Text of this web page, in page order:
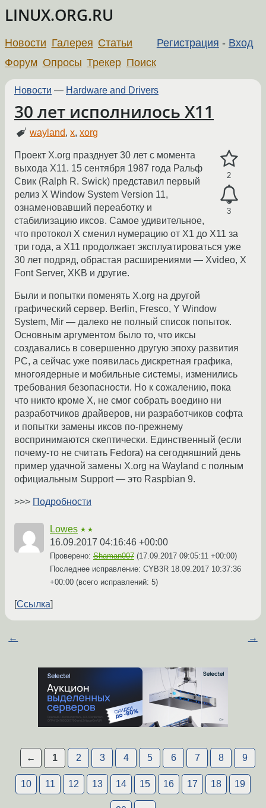
LINUX.ORG.RU
Регистрация - Вход
Новости Галерея Статьи
Форум Опросы Трекер Поиск
Новости — Hardware and Drivers
30 лет исполнилось X11
wayland,x,xorg
2
3
Проект X.org празднует 30 лет с момента
выхода X11. 15 сентября 1987 года Ральф
Свик (Ralph R. Swick) представил первый
релиз X Window System Version 11,
ознаменовавший переаботку и
стабилизацию иксов. Самое удивительное,
что протокол X сменил нумерацию от X1 до X11 за
три года, а X11 продолжает эксплуатироваться уже
30 лет подряд, обрастая расширениями — Xvideo, X
Font Server, XKB и другие.
Были и попытки поменять X.org на другой
графический сервер. Berlin, Fresco, Y Window
System, Mir — далеко не полный список попыток.
Основным аргументом было то, что иксы
создавались в совершенно другую эпоху развития
PC, а сейчас уже появилась дискретная графика,
многоядерные и мобильные системы, изменились
требования безопасности. Но к сожалению, пока
что никто кроме X, не смог собрать воедино ни
разработчиков драйверов, ни разработчиков софта
и попытки замены иксов по-прежнему
воспринимаются скептически. Единственный (если
почему-то не считать Fedora) на сегодняшний день
пример удачной замены X.org на Wayland с полным
официальным Support — это Raspbian 9.
>>> Подробности
Lowes ★★
16.09.2017 04:16:46 +00:00
Проверено: Shaman007 (17.09.2017 09:05:11 +00:00)
Последнее исправление: CYB3R 18.09.2017 10:37:36
+00:00 (всего исправлений: 5)
Ссылка
← →
← 1 2 3 4 5 6 7 8 9
10 11 12 13 14 15 16 17 18 19